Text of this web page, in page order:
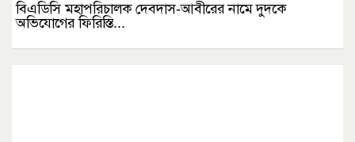
বিএডিসি মহাপরিচালক দেবদাস-আবীরের নামে দুদকে
অভিযোগের ফিরিস্তি...